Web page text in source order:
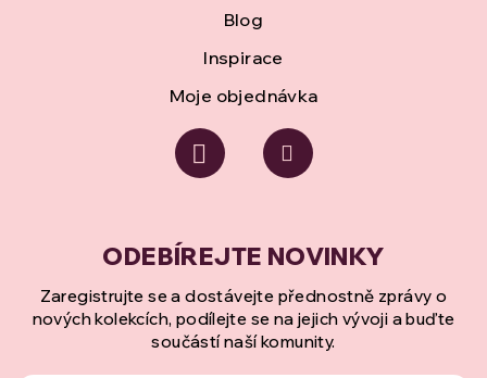
Blog
Inspirace
Moje objednávka
Zaregistrujte se a dostávejte přednostně zprávy o
nových kolekcích, podílejte se na jejich vývoji a buďte
součástí naší komunity.